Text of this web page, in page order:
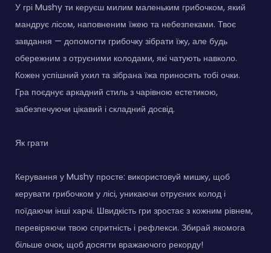
У грі Mushy ти керуєш милим маленьким грибочком, який
мандрує лісом, наповненим їжею та небезпеками. Твоє
завдання — допомогти грибочку зібрати їжу, але будь
обережним з отруєними колодами, які чатують навколо.
Кожен успішний ухил та зібрана їжа приносять тобі очки.
Гра поєднує аркадний стиль з чарівною естетикою,
забезпечуючи цікавий і складний досвід.
Як грати
Керування у Mushy просте: використовуй мишку, щоб
керувати грибочком у лісі, уникаючи отруєних колод і
поїдаючи інші харчі. Швидкість гри зростає з кожним рівнем,
перевіряючи твою спритність і рефлекси. Збирай якомога
більше очок, щоб досягти вражаючого рекорду!